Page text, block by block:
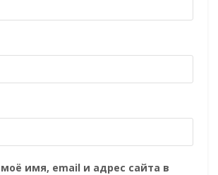
имя, email и адрес сайта в